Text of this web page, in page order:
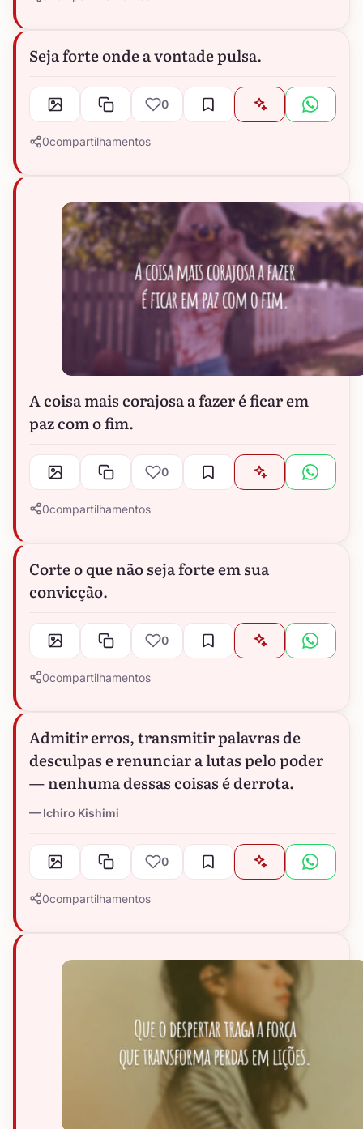
Seja forte onde a vontade pulsa.
0
0compartilhamentos
A coisa mais corajosa a fazer é ficar em
paz com o fim.
0
0compartilhamentos
Corte o que não seja forte em sua
convicção.
0
0compartilhamentos
Admitir erros, transmitir palavras de
desculpas e renunciar a lutas pelo poder
— nenhuma dessas coisas é derrota.
Ichiro Kishimi
0
0compartilhamentos